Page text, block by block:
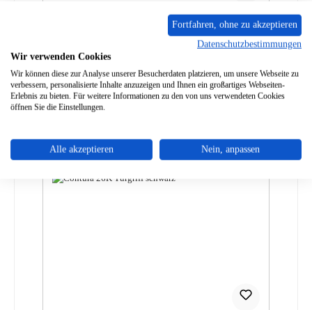
Contura 26T Ventilator Nachrüstsatz
Produktnummer:
Regulärer Preis:
467,88 €
Lieferzeit ca. 2-3 Wochen
Fortfahren, ohne zu akzeptieren
Datenschutzbestimmungen
Wir verwenden Cookies
Wir können diese zur Analyse unserer Besucherdaten platzieren, um unsere Webseite zu
verbessern, personalisierte Inhalte anzuzeigen und Ihnen ein großartiges Webseiten-
Erlebnis zu bieten. Für weitere Informationen zu den von uns verwendeten Cookies
öffnen Sie die Einstellungen.
Alle akzeptieren Nein, anpassen